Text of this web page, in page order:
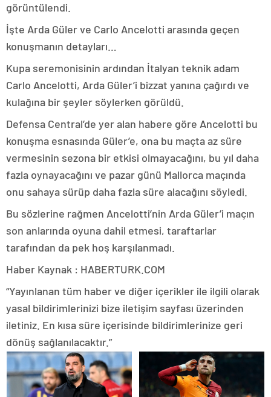
görüntülendi.
İşte Arda Güler ve Carlo Ancelotti arasında geçen
konuşmanın detayları…
Kupa seremonisinin ardından İtalyan teknik adam
Carlo Ancelotti, Arda Güler’i bizzat yanına çağırdı ve
kulağına bir şeyler söylerken görüldü.
Defensa Central’de yer alan habere göre Ancelotti bu
konuşma esnasında Güler’e, ona bu maçta az süre
vermesinin sezona bir etkisi olmayacağını, bu yıl daha
fazla oynayacağını ve pazar günü Mallorca maçında
onu sahaya sürüp daha fazla süre alacağını söyledi.
Bu sözlerine rağmen Ancelotti’nin Arda Güler’i maçın
son anlarında oyuna dahil etmesi, taraftarlar
tarafından da pek hoş karşılanmadı.
Haber Kaynak : HABERTURK.COM
“Yayınlanan tüm haber ve diğer içerikler ile ilgili olarak
yasal bildirimlerinizi bize iletişim sayfası üzerinden
iletiniz. En kısa süre içerisinde bildirimlerinize geri
dönüş sağlanılacaktır.”